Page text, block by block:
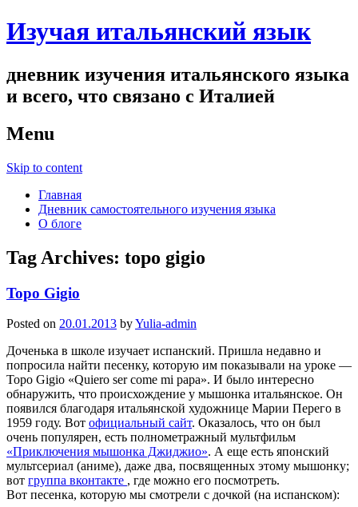
Изучая итальянский язык
дневник изучения итальянского языка
и всего, что связано с Италией
Menu
Skip to content
Главная
Дневник самостоятельного изучения языка
О блоге
Tag Archives: topo gigio
Topo Gigio
Posted on 20.01.2013 byYulia-admin
Доченька в школе изучает испанский. Пришла недавно и
попросила найти песенку, которую им показывали на уроке —
Topo Gigio «Quiero ser come mi papa». И было интересно
обнаружить, что происхождение у мышонка итальянское. Он
появился благодаря итальянской художнице Марии Перего в
1959 году. Вот официальный сайт. Оказалось, что он был
очень популярен, есть полнометражный мультфильм
«Приключения мышонка Джиджио». А еще есть японский
мультсериал (аниме), даже два, посвященных этому мышонку;
вот группа вконтакте , где можно его посмотреть.
Вот песенка, которую мы смотрели с дочкой (на испанском):